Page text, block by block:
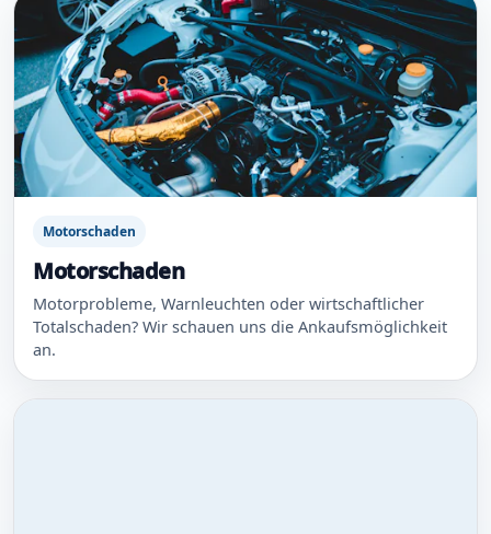
Motorschaden
Motorschaden
Motorprobleme, Warnleuchten oder wirtschaftlicher
Totalschaden? Wir schauen uns die Ankaufsmöglichkeit
an.